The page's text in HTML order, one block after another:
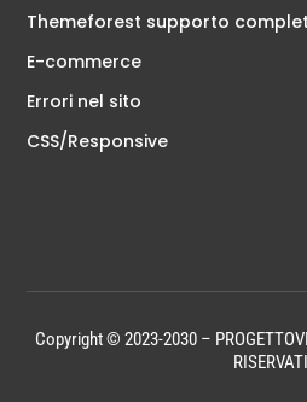
Themeforest supporto
E-commerce
Errori nel sito
CSS/Responsive
Copyright © 2023-2030 –
RISERVATI